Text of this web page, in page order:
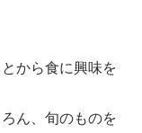
から食に興味を
ん、旬のものを